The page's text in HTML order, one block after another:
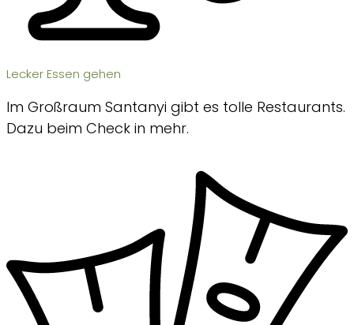
Lecker Essen gehen
Im Großraum Santanyi gibt es tolle Restaurants.
Dazu beim Check in mehr.